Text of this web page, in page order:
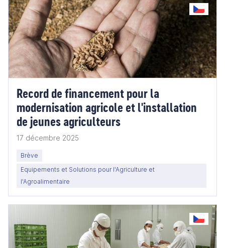
Record de financement pour la
modernisation agricole et l'installation
de jeunes agriculteurs
17 décembre 2025
Brève
Equipements et Solutions pour l'Agriculture et
l'Agroalimentaire